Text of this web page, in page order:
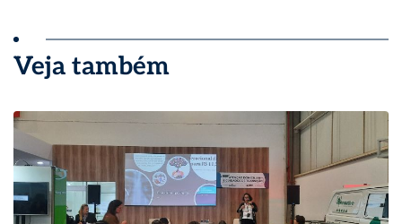
Veja também